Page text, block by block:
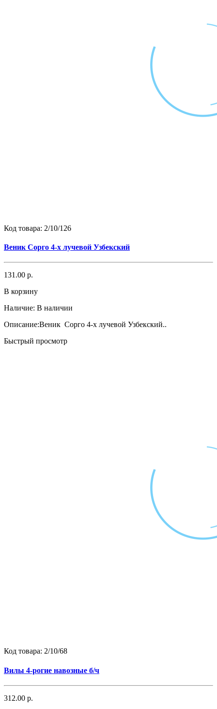
Код товара: 2/10/126
Веник Сорго 4-х лучевой Узбекский
131.00 р.
В корзину
Наличие: В наличии
Описание:Веник Сорго 4-х лучевой Узбекский..
Быстрый просмотр
Код товара: 2/10/68
Вилы 4-рогие навозные б/ч
312.00 р.